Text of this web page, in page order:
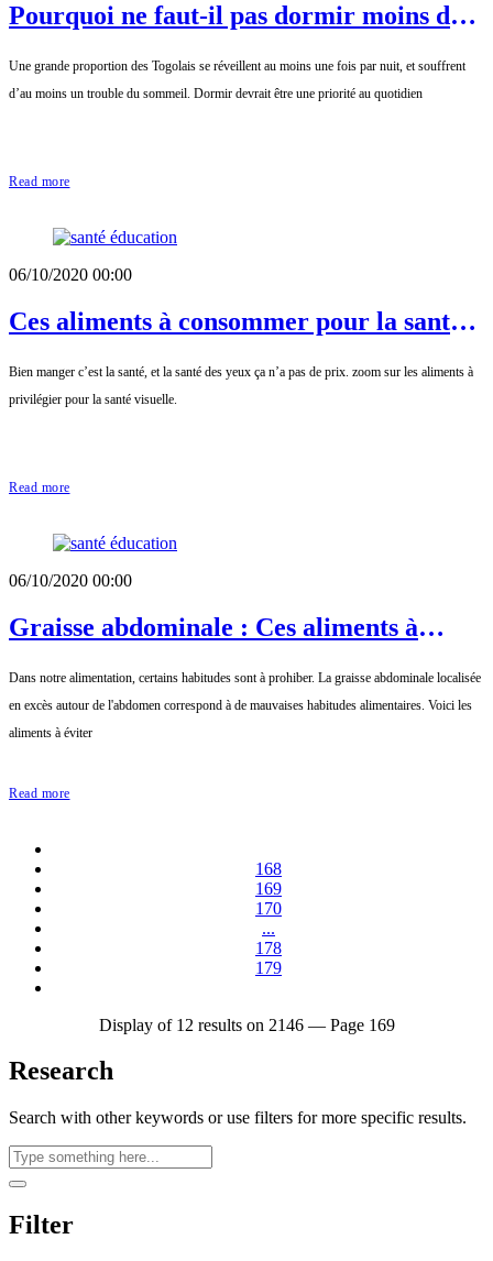
Pourquoi ne faut-il pas dormir moins de 6
Une grande proportion des Togolais se réveillent au moins une fois par nuit, et souffrent
d’au moins un trouble du sommeil. Dormir devrait être une priorité au quotidien
Read more
06/10/2020 00:00
Ces aliments à consommer pour la santé
Bien manger c’est la santé, et la santé des yeux ça n’a pas de prix. zoom sur les aliments à
privilégier pour la santé visuelle.
Read more
06/10/2020 00:00
Graisse abdominale : Ces aliments à
Dans notre alimentation, certains habitudes sont à prohiber. La graisse abdominale localisée
en excès autour de l'abdomen correspond à de mauvaises habitudes alimentaires. Voici les
aliments à éviter
Read more
168
169
170
...
178
179
Display of 12 results on 2146 — Page 169
Research
Search with other keywords or use filters for more specific results.
Filter